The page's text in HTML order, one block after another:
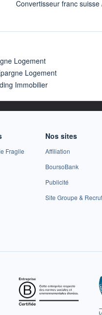
Convertisseur franc suisse
Logement
Logement
Immobilier
Fragile
Nos sites
Affiliation
BoursoBank
Publicité
Site Groupe &